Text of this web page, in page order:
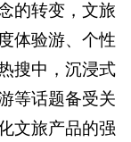
的转变，文旅
体验游、个性
搜中，沉浸式
等话题备受关
文旅产品的强